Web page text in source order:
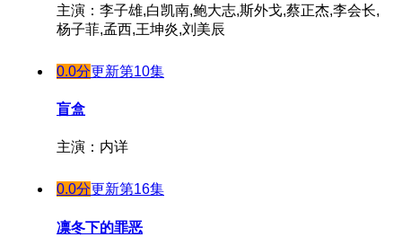
第23集
第24集
主演：李子雄,白凯南,鲍大志,斯外戈,蔡正杰,李会长,
杨子菲,孟西,王坤炎,刘美辰
0.0分更新第10集
盲盒
主演：内详
0.0分更新第16集
凛冬下的罪恶